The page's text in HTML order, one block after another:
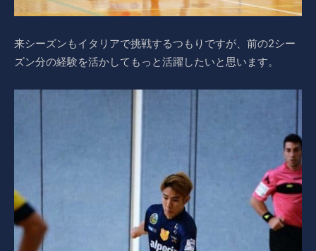
来シーズンもイタリアで挑戦するつもりですが、前の2シー
ズン分の経験を活かしてもっと活躍したいと思います。